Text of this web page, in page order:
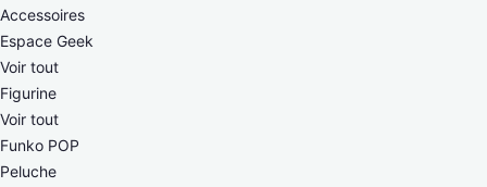
Accessoires
Espace Geek
Voir tout
Figurine
Voir tout
Funko POP
Peluche